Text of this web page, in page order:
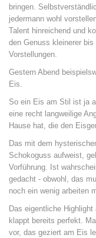
bringen.
jedermann wohl
Talent hinreichend und
den Genuss kleinerer bis
Vorstellungen.
Gestern Abend
Eis.
So ein Eis am Stil ist ja
eine recht langweilige
Hause hat, die den
Das mit dem
Schokoguss aufweist,
Vorführung. Ist
gedacht - obwohl, das
noch ein wenig arbeiten
Das eigentliche
klappt bereits perfekt.
vor, das geziert am Eis